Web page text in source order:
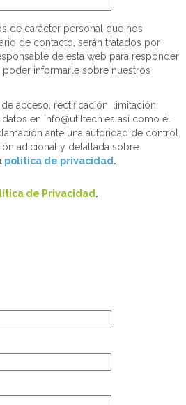
de carácter personal que nos
de contacto, serán tratados por
de esta web para responder
poder informarle sobre nuestros
acceso, rectificación, limitación,
en info@utiltech.es así como el
ante una autoridad de control.
adicional y detallada sobre
politica de privacidad .
de Privacidad .